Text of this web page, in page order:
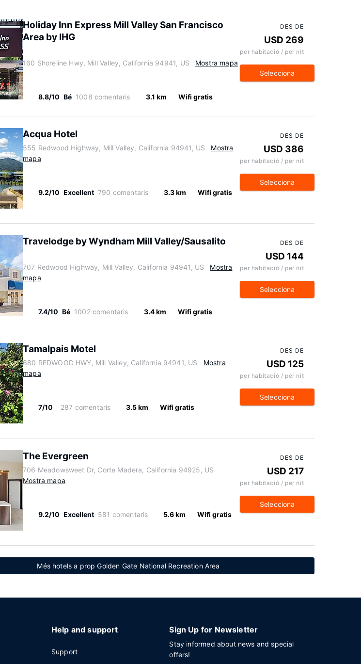
Holiday Inn Express Mill Valley San Francisco
Area by IHG
160 Shoreline Hwy, Mill Valley, California 94941, US Mostra mapa
8.8/10 Bé 1008 comentaris 3.1 km Wifi gratis
DES DE
USD 269
per habitació / per nit
Selecciona
Acqua Hotel
555 Redwood Highway, Mill Valley, California 94941, US
Mostra
mapa
9.2/10 Excellent 790 comentaris 3.3 km Wifi gratis
DES DE
USD 386
per habitació / per nit
Selecciona
Travelodge by Wyndham Mill Valley/Sausalito
707 Redwood Highway, Mill Valley, California 94941, US
Mostra
mapa
7.4/10 Bé 1002 comentaris 3.4 km Wifi gratis
DES DE
USD 144
per habitació / per nit
Selecciona
Tamalpais Motel
680 REDWOOD HWY, Mill Valley, California 94941, US
Mostra
mapa
7/10 287 comentaris 3.5 km Wifi gratis
DES DE
USD 125
per habitació / per nit
Selecciona
The Evergreen
706 Meadowsweet Dr, Corte Madera, California 94925, US
Mostra mapa
9.2/10 Excellent 581 comentaris 5.6 km Wifi gratis
DES DE
USD 217
per habitació / per nit
Selecciona
Més hotels a prop Golden Gate National Recreation Area
Help and support
Support
Sign Up for Newsletter
Stay informed about news and special
offers!